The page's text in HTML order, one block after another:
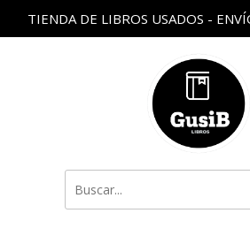
TIENDA DE LIBROS USADOS -